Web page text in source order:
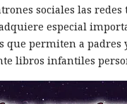
sociales las redes
especial
que permiten a padres
libros infantiles